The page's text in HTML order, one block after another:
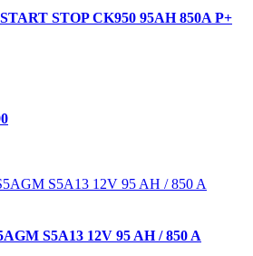
STOP CK950 95AH 850A P+
S5A13 12V 95 AH / 850 A